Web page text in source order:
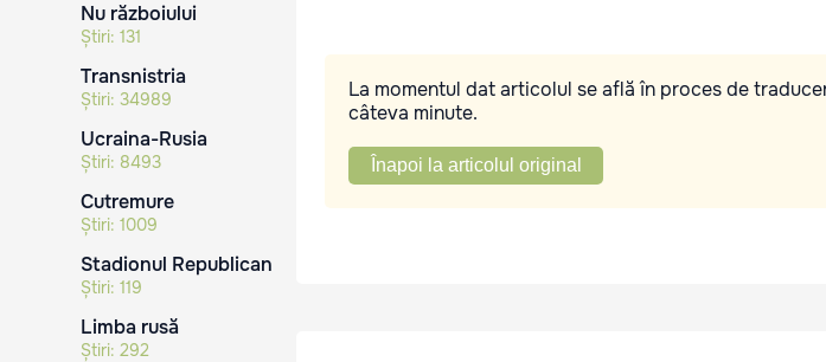
Nu războiului
Știri: 131
Transnistria
Știri: 34989
Ucraina-Rusia
Știri: 8493
Cutremure
Știri: 1009
Stadionul Republican
Știri: 119
Limba rusă
Știri: 292
La momentul dat articolul se află în proces de
câteva minute.
Înapoi la articolul original